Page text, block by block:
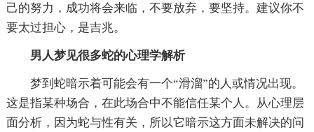
己的努力，成功将会来临，不要放弃，要坚持。建议你不
要太过担心，是吉兆。
男人梦见很多蛇的心理学解析
梦到蛇暗示着可能会有一个“滑溜”的人或情况出现。
这是指某种场合，在此场合中不能信任某个人。从心理层
面分析，因为蛇与性有关，所以它暗示这方面未解决的问